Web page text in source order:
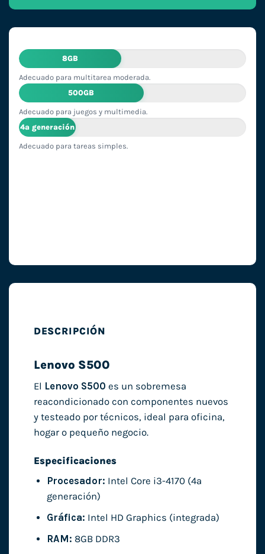
8GB
Adecuado para multitarea moderada.
500GB
Adecuado para juegos y multimedia.
4ª generación
Adecuado para tareas simples.
DESCRIPCIÓN
Lenovo S500
El Lenovo S500 es un sobremesa
reacondicionado con componentes nuevos
y testeado por técnicos, ideal para oficina,
hogar o pequeño negocio.
Especificaciones
Procesador: Intel Core i3-4170 (4ª
generación)
Gráfica: Intel HD Graphics (integrada)
RAM: 8GB DDR3